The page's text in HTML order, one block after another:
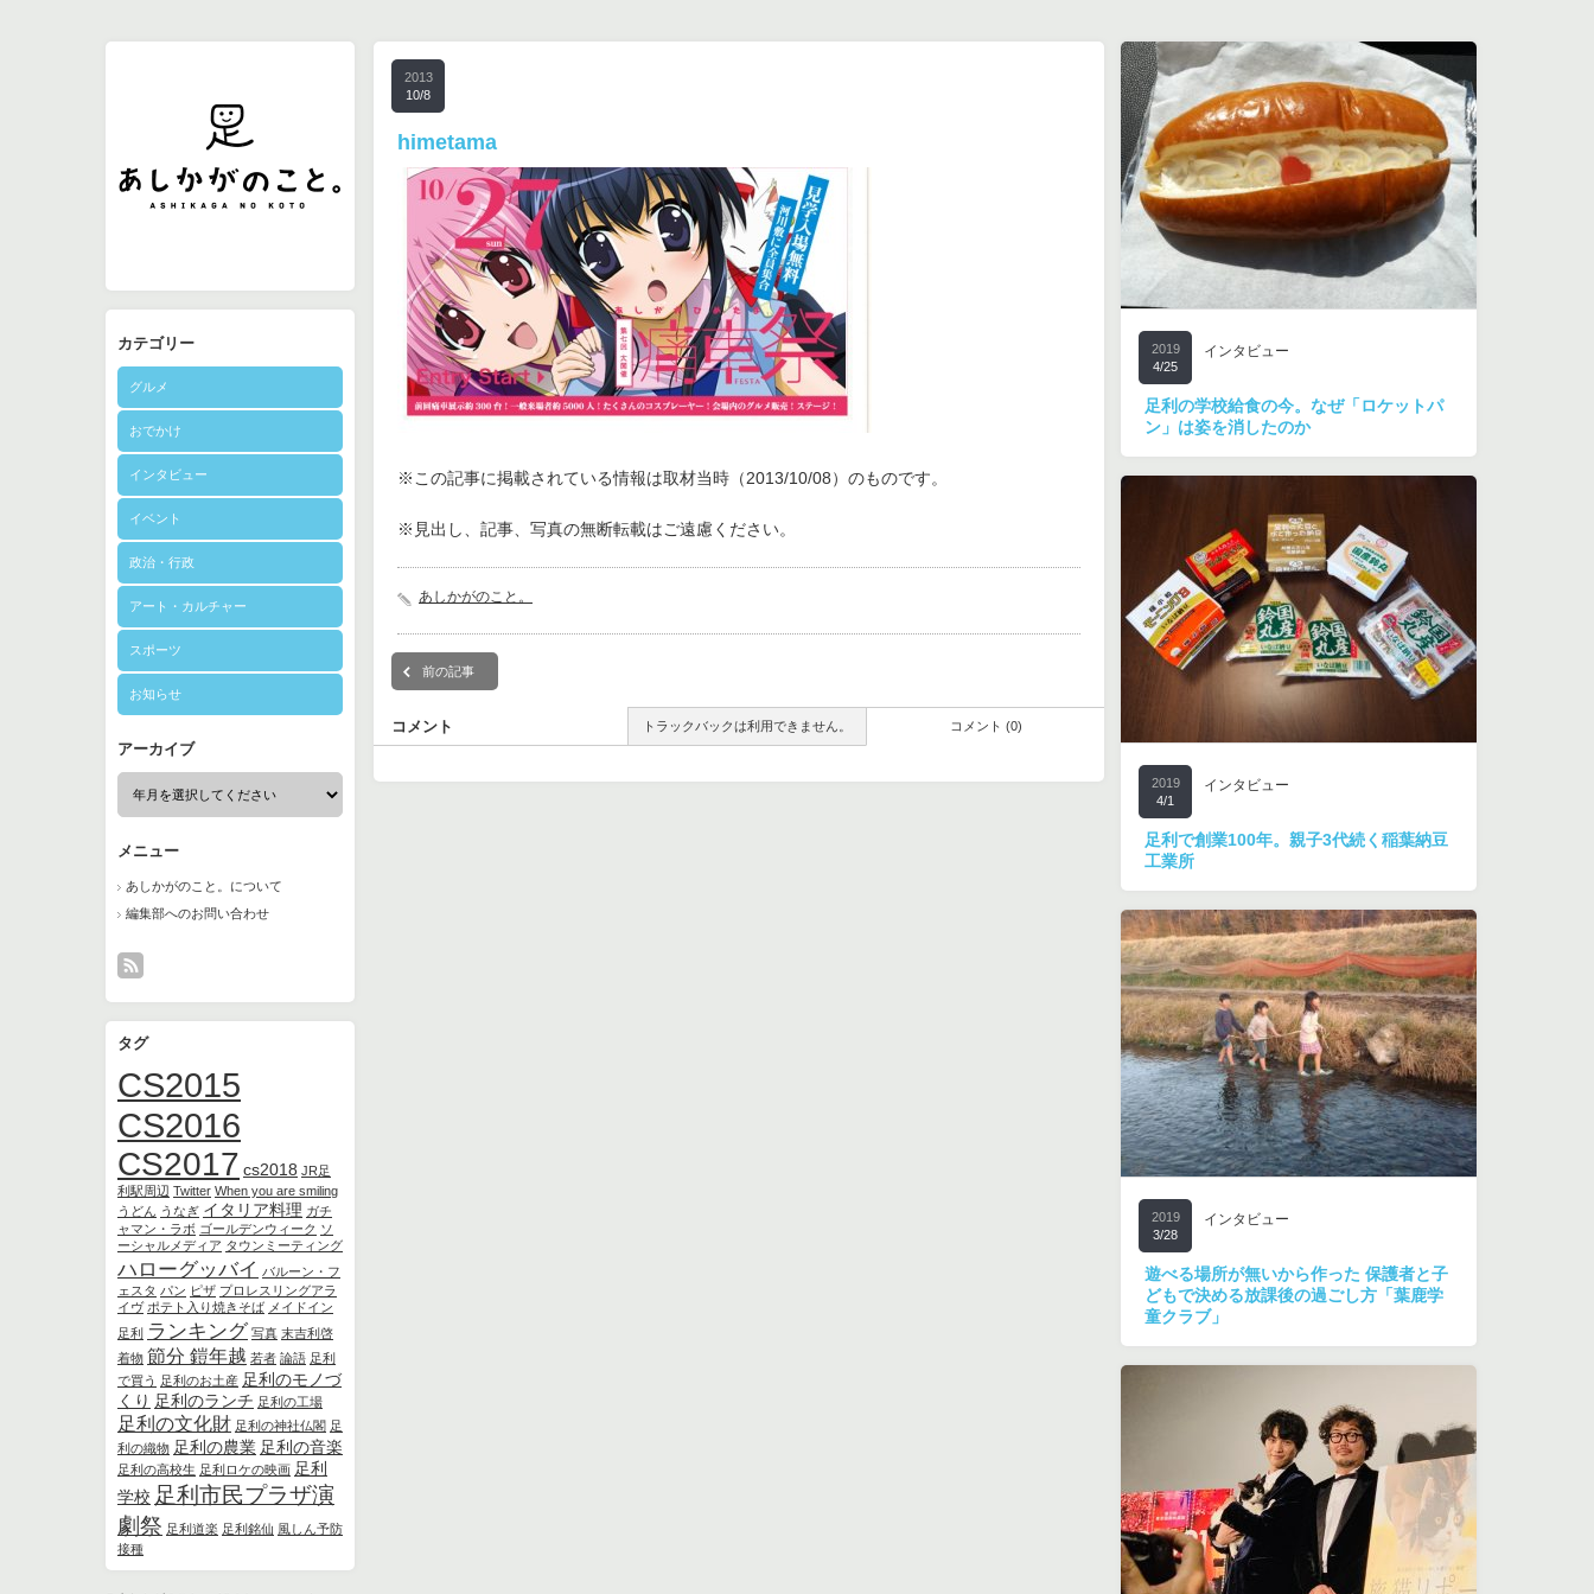
カテゴリー
グルメ
おでかけ
インタビュー
イベント
政治・行政
アート・カルチャー
スポーツ
お知らせ
アーカイブ
メニュー
あしかがのこと。について
編集部へのお問い合わせ
タグ
CS2015
CS2016
CS2017 cs2018 JR足
利駅周辺 Twitter When you are smiling
うどん うなぎ イタリア料理 ガチ
ャマン・ラボ ゴールデンウィーク ソ
ーシャルメディア タウンミーティング
ハローグッバイ バルーン・フ
ェスタ パン ピザ プロレスリングアラ
イヴ ポテト入り焼きそば メイドイン
足利 ランキング 写真 末吉利啓
着物 節分 鎧年越 若者 論語 足利
で買う 足利のお土産 足利のモノづ
くり 足利のランチ 足利の工場
足利の文化財 足利の神社仏閣 足
利の織物 足利の農業 足利の音楽
足利の高校生 足利ロケの映画 足利
学校 足利市民プラザ演
劇祭 足利道楽 足利銘仙 風しん予防
接種
2013
10/8
himetama
※この記事に掲載されている情報は取材当時（2013/10/08）のものです。
※見出し、記事、写真の無断転載はご遠慮ください。
あしかがのこと。
前の記事
コメント トラックバックは利用できません。 コメント (0)
2019
4/25
インタビュー
足利の学校給食の今。なぜ「ロケットパ
ン」は姿を消したのか
2019
4/1
インタビュー
足利で創業100年。親子3代続く稲葉納豆
工業所
2019
3/28
インタビュー
遊べる場所が無いから作った 保護者と子
どもで決める放課後の過ごし方「葉鹿学
童クラブ」